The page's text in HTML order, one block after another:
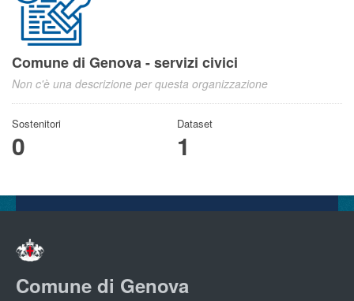
Comune di Genova - servizi civici
Non c'è una descrizione per questa organizzazione
Sostenitori
0
Dataset
1
Comune di Genova